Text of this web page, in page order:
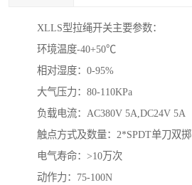
XLLS型拉绳开关主要参数：
环境温度-40+50℃
相对湿度：0-95%
大气压力：80-110KPa
负载电流：AC380V 5A,DC24V 5A
触点方式及数量：2*SPDT单刀双掷
电气寿命：>10万次
动作力：75-100N